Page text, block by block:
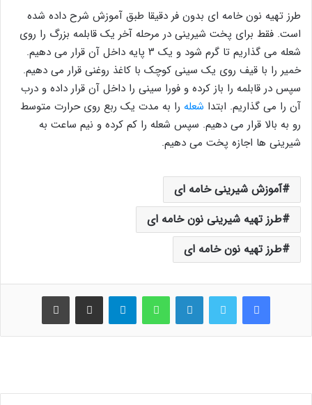
طرز تهیه نون خامه ای بدون فر دقیقا طبق آموزش شرح داده شده
است. فقط برای پخت شیرینی در مرحله آخر یک قابلمه بزرگ را روی
شعله می گذاریم تا گرم شود و یک ۳ پایه داخل آن قرار می دهیم.
خمیر را با قیف روی یک سینی کوچک با کاغذ روغنی قرار می دهیم.
سپس در قابلمه را باز کرده و فورا سینی را داخل آن قرار داده و درب
آن را می گذاریم. ابتدا شعله را به مدت یک ربع روی حرارت متوسط
رو به بالا قرار می دهیم. سپس شعله را کم کرده و نیم ساعت به
شیرینی ها اجازه پخت می دهیم.
آموزش شیرینی خامه ای
طرز تهیه شیرینی نون خامه ای
طرز تهیه نون خامه ای
فیس بوک لینکدین واتس آپ اشتراک گذاری از طریق ایمیل